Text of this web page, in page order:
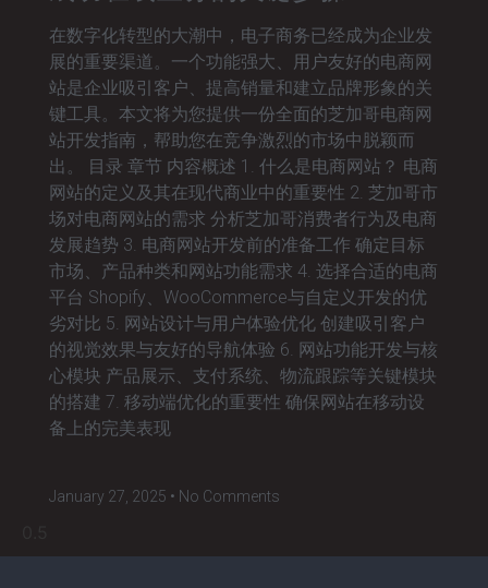
在数字化转型的大潮中，电子商务已经成为企业发
展的重要渠道。一个功能强大、用户友好的电商网
站是企业吸引客户、提高销量和建立品牌形象的关
键工具。本文将为您提供一份全面的芝加哥电商网
站开发指南，帮助您在竞争激烈的市场中脱颖而
出。 目录 章节 内容概述 1. 什么是电商网站？ 电商
网站的定义及其在现代商业中的重要性 2. 芝加哥市
场对电商网站的需求 分析芝加哥消费者行为及电商
发展趋势 3. 电商网站开发前的准备工作 确定目标
市场、产品种类和网站功能需求 4. 选择合适的电商
平台 Shopify、WooCommerce与自定义开发的优
劣对比 5. 网站设计与用户体验优化 创建吸引客户
的视觉效果与友好的导航体验 6. 网站功能开发与核
心模块 产品展示、支付系统、物流跟踪等关键模块
的搭建 7. 移动端优化的重要性 确保网站在移动设
备上的完美表现
January 27, 2025 No Comments